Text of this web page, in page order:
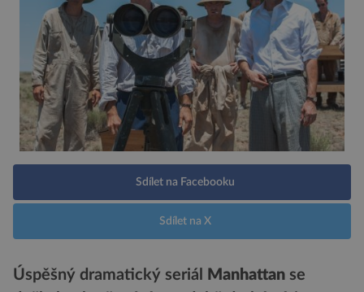
Sdílet na Facebooku
Sdílet na X
Úspěšný dramatický seriál Manhattan se